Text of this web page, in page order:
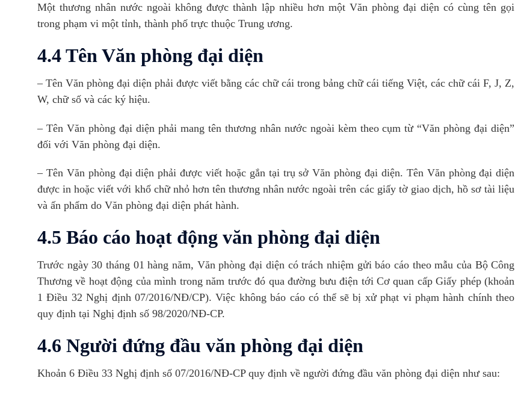
Một thương nhân nước ngoài không được thành lập nhiều hơn một Văn phòng đại diện có cùng tên gọi
trong phạm vi một tỉnh, thành phố trực thuộc Trung ương.
4.4 Tên Văn phòng đại diện
– Tên Văn phòng đại diện phải được viết bằng các chữ cái trong bảng chữ cái tiếng Việt, các chữ cái F, J, Z,
W, chữ số và các ký hiệu.
– Tên Văn phòng đại diện phải mang tên thương nhân nước ngoài kèm theo cụm từ “Văn phòng đại diện”
đối với Văn phòng đại diện.
– Tên Văn phòng đại diện phải được viết hoặc gắn tại trụ sở Văn phòng đại diện. Tên Văn phòng đại diện
được in hoặc viết với khổ chữ nhỏ hơn tên thương nhân nước ngoài trên các giấy tờ giao dịch, hồ sơ tài liệu
và ấn phẩm do Văn phòng đại diện phát hành.
4.5 Báo cáo hoạt động văn phòng đại diện
Trước ngày 30 tháng 01 hàng năm, Văn phòng đại diện có trách nhiệm gửi báo cáo theo mẫu của Bộ Công
Thương về hoạt động của mình trong năm trước đó qua đường bưu điện tới Cơ quan cấp Giấy phép (khoản
1 Điều 32 Nghị định 07/2016/NĐ/CP). Việc không báo cáo có thể sẽ bị xử phạt vi phạm hành chính theo
quy định tại Nghị định số 98/2020/NĐ-CP.
4.6 Người đứng đầu văn phòng đại diện
Khoản 6 Điều 33 Nghị định số 07/2016/NĐ-CP quy định về người đứng đầu văn phòng đại diện như sau: